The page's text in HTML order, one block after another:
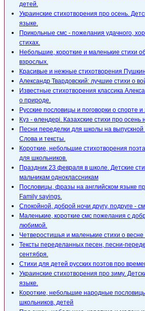
детей.
Украинские стихотворения про осень.
языке.
Прикольные смс - пожелания удачного,
стихах.
Небольшие, короткие и маленькие стихи
взрослых.
Красивые и нежные стихотворения
Александр Твардовский: лучшие стихи о
Известные стихотворения классика
о природе.
Русские пословицы и поговорки о спорте
Күз - өлеңдері. Казахские стихи про осень
Песни переделки для школы на выпускной
Слова и тексты.
Короткие, небольшие стихотворения
для школьников.
Праздник 23 февраля в школе. Детские
мальчикам одноклассникам
Пословицы, фразы на английском языке
Family sayings.
Спокойной, доброй ночи другу, подруге -
Маленькие, короткие смс пожелания с
любимой.
Четверостишья и маленькие стихи о весне
Тексты переделанных песен, песни-
сентября.
Стихи для детей русских поэтов про
Украинские стихотворения про зиму.
языке.
Короткие, небольшие народные
школьников, детей